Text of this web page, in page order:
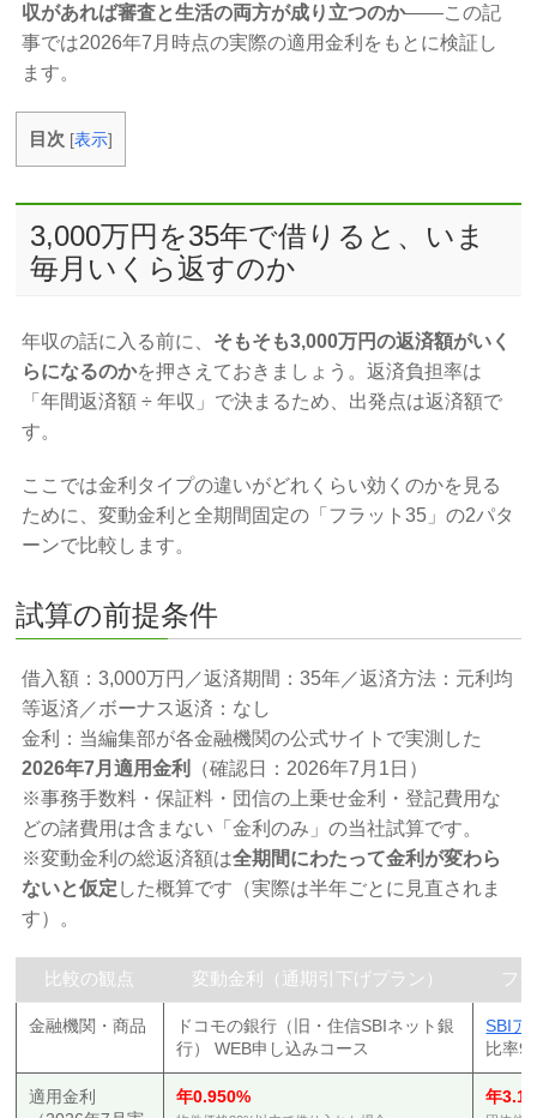
収があれば審査と生活の両方が成り立つのか——この記
事では2026年7月時点の実際の適用金利をもとに検証し
ます。
目次 [表示]
3,000万円を35年で借りると、いま
毎月いくら返すのか
年収の話に入る前に、 そもそも3,000万円の返済額がいく
らになるのかを押さえておきましょう。返済負担率は
「年間返済額 ÷ 年収」で決まるため、出発点は返済額で
す。
ここでは金利タイプの違いがどれくらい効くのかを見る
ために、変動金利と全期間固定の「フラット35」の2パタ
ーンで比較します。
試算の前提条件
借入額：3,000万円／返済期間：35年／返済方法：元利均
等返済／ボーナス返済：なし
金利：当編集部が各金融機関の公式サイトで実測した
2026年7月適用金利
（確認日：2026年7月1日）
※事務手数料・保証料・団信の上乗せ金利・登記費用な
どの諸費用は含まない「金利のみ」の当社試算です。
※変動金利の総返済額は全期間にわたって金利が変わら
ないと仮定 した概算です（実際は半年ごとに見直されま
す）。
比較の観点 変動金利（通期引下げプラン） フ
金融機関・商品
ドコモの銀行（旧・住信SBIネット銀
行） WEB申し込みコース
SBIア
比率9
適用金利
年0.950% 年